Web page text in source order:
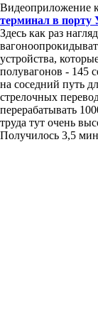
Видеоприложение
терминал в порту
Здесь как раз
устройства,
полувагонов - 145
на соседний путь
стрелочных
перерабатывать
труда тут очень
Получилось 3,5